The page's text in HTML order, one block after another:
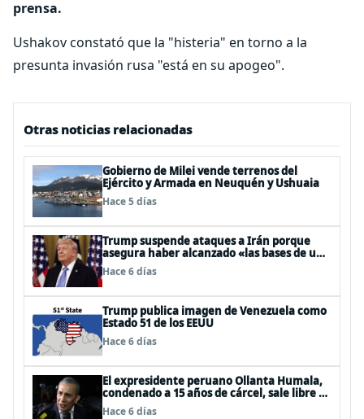
prensa.
Ushakov constató que la "histeria" en torno a la
presunta invasión rusa "está en su apogeo".
Otras noticias relacionadas
Gobierno de Milei vende terrenos del
Ejército y Armada en Neuquén y Ushuaia
Hace 5 días
Trump suspende ataques a Irán porque
asegura haber alcanzado «las bases de un
acuerdo»
Hace 6 días
Trump publica imagen de Venezuela como
Estado 51 de los EEUU
Hace 6 días
El expresidente peruano Ollanta Humala,
condenado a 15 años de cárcel, sale libre al
anularse su caso
Hace 6 días